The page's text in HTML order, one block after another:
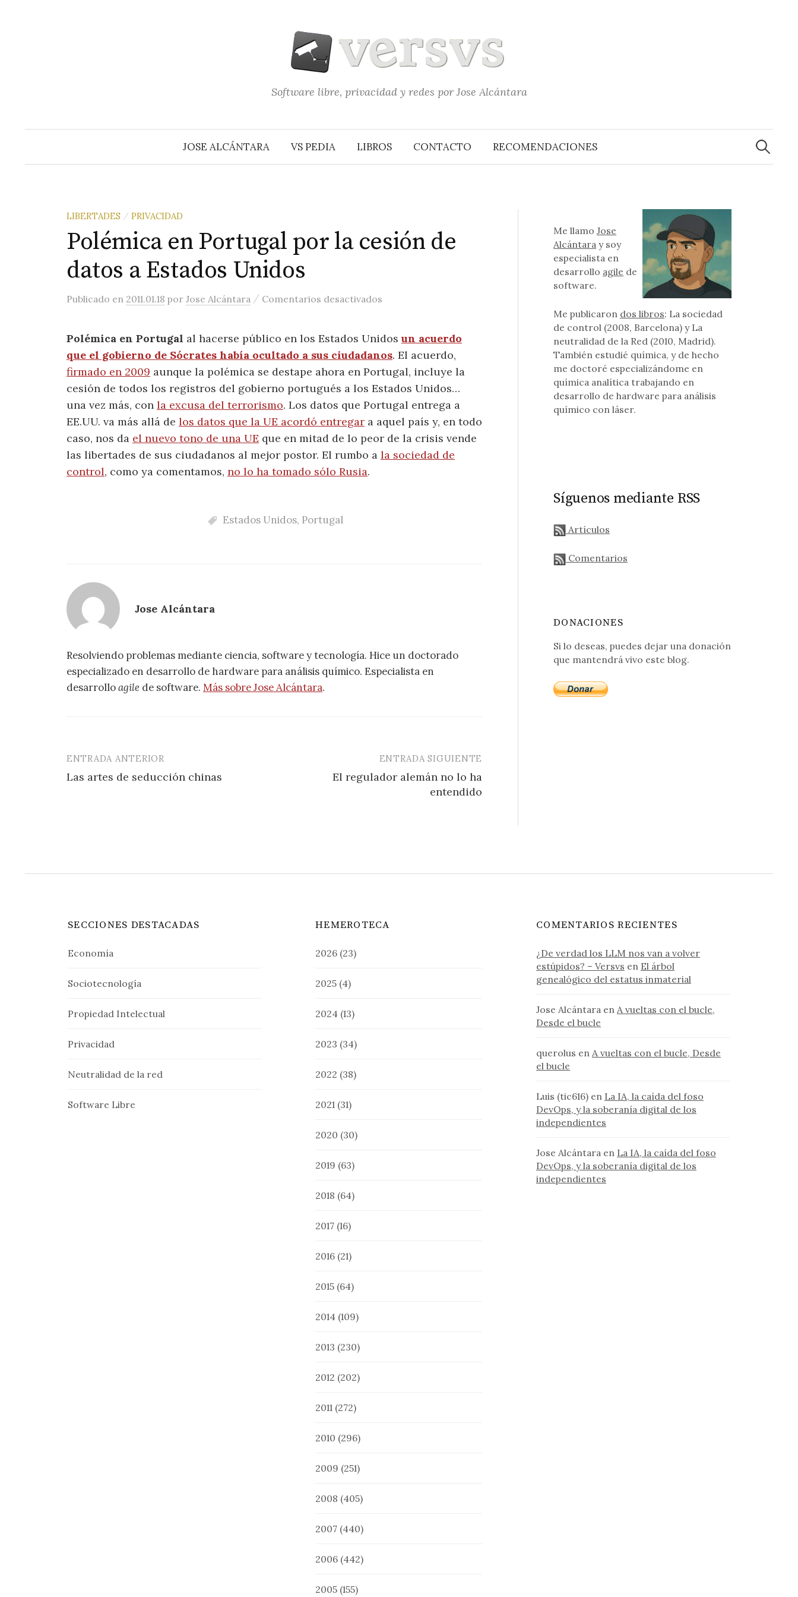
Software libre, privacidad y redes por Jose Alcántara
JOSE ALCÁNTARA VS PEDIA LIBROS CONTACTO RECOMENDACIONES
Buscar:
LIBERTADES / PRIVACIDAD
Polémica en Portugal por la cesión de
datos a Estados Unidos
Publicado en 2011.01.18 por Jose Alcántara / Comentarios desactivados en Polémica en Portugal por la cesión de datos a Estados Unidos
Polémica en Portugal al hacerse público en los Estados Unidosun acuerdo
que el gobierno de Sócrates había ocultado a sus ciudadanos. El acuerdo,
firmado en 2009 aunque la polémica se destape ahora en Portugal, incluye la
cesión de todos los registros del gobierno portugués a los Estados Unidos…
una vez más, con la excusa del terrorismo. Los datos que Portugal entrega a
EE.UU. va más allá de los datos que la UE acordó entregar a aquel país y, en todo
caso, nos da el nuevo tono de una UE que en mitad de lo peor de la crisis vende
las libertades de sus ciudadanos al mejor postor. El rumbo a la sociedad de
control, como ya comentamos, no lo ha tomado sólo Rusia.
Estados Unidos, Portugal
Jose Alcántara
Resolviendo problemas mediante ciencia, software y tecnología. Hice un doctorado
especializado en desarrollo de hardware para análisis químico. Especialista en
desarrolloagile de software. Más sobre Jose Alcántara.
Navegación
de
ENTRADA ANTERIOR
Las artes de seducción chinas
ENTRADA SIGUIENTE
El regulador alemán no lo ha
entendido
Me llamoJose
Alcántara y soy
especialista en
desarrollo agile de
software.
Me publicaron dos libros: La sociedad
de control (2008, Barcelona) y La
neutralidad de la Red (2010, Madrid).
También estudié química, y de hecho
me doctoré especializándome en
química analítica trabajando en
desarrollo de hardware para análisis
químico con láser.
Síguenos mediante RSS
Artículos
Comentarios
DONACIONES
Si lo deseas, puedes dejar una donación
que mantendrá vivo este blog.
SECCIONES DESTACADAS
Economía
Sociotecnología
Propiedad Intelectual
Privacidad
Neutralidad de la red
Software Libre
HEMEROTECA
2026 (23)
2025 (4)
2024 (13)
2023 (34)
2022 (38)
2021 (31)
2020 (30)
2019 (63)
2018 (64)
2017 (16)
2016 (21)
2015 (64)
2014 (109)
2013 (230)
2012 (202)
2011 (272)
2010 (296)
2009 (251)
2008 (405)
2007 (440)
2006 (442)
2005 (155)
COMENTARIOS RECIENTES
¿De verdad los LLM nos van a volver
estúpidos? – Versvs en El árbol
genealógico del estatus inmaterial
Jose Alcántara en A vueltas con el bucle,
Desde el bucle
querolus en A vueltas con el bucle, Desde
el bucle
Luis (tic616) en La IA, la caída del foso
DevOps, y la soberanía digital de los
independientes
Jose Alcántara en La IA, la caída del foso
DevOps, y la soberanía digital de los
independientes